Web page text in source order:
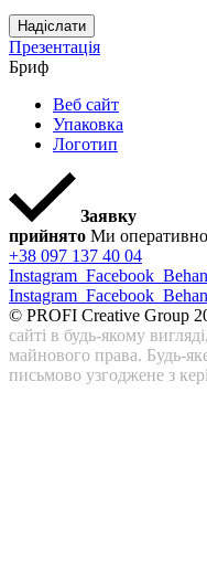
Надіслати
Презентація
Бриф
Веб сайт
Упаковка
Логотип
Заявку
прийнято Ми
+38 097 137 40 04
Instagram Facebook
Instagram Facebook
© PROFI Creative Group
сайті в будь-якому
майнового права. Будь-
письмово узгоджене з